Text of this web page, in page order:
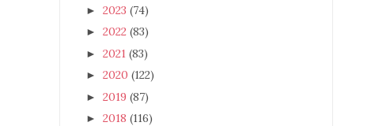
► 2023 (74)
► 2022 (83)
► 2021 (83)
► 2020 (122)
► 2019 (87)
► 2018 (116)